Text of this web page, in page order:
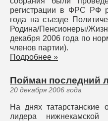
регистрации в ФРС РФ
года на съезде
Родина/Пенсионеры/
декабря 2006 года по
членов партии).
Подробнее »
Пойман последний
20 декабря 2006 года
На днях татарстанские
лидера